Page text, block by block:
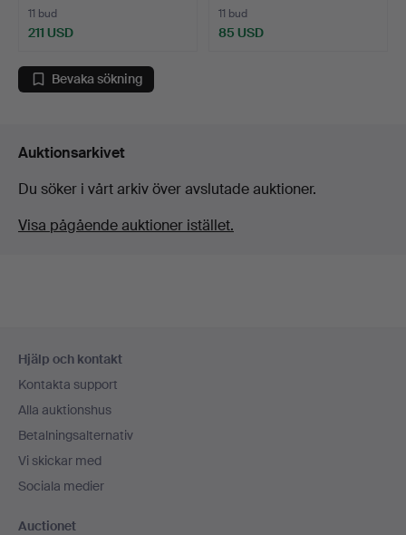
11 bud
211 USD
11 bud
85 USD
Bevaka sökning
Auktionsarkivet
Du söker i vårt arkiv över avslutade auktioner.
Visa pågående auktioner istället.
Hjälp och kontakt
Kontakta support
Alla auktionshus
Betalningsalternativ
Vi skickar med
Sociala medier
Auctionet